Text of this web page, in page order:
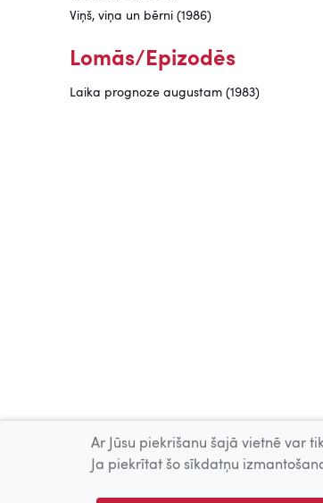
Viņš, viņa un bērni (1986)
Lomās/Epizodēs
Laika prognoze augustam (1983)
Ar Jūsu piekrišanu šajā vietnē var
Ja piekrītat šo sīkdatņu